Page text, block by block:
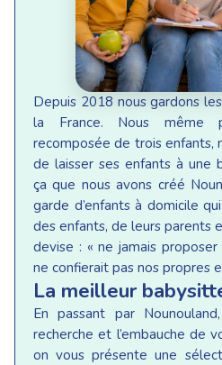
Depuis 2018 nous gardons
la France. Nous même
recomposée de trois enfants,
de laisser ses enfants à une
ça que nous avons créé
garde d’enfants à domicile
des enfants, de leurs parents
devise : « ne jamais
ne confierait pas nos propres
La meilleur
En passant par
recherche et l’embauche de
on vous présente une